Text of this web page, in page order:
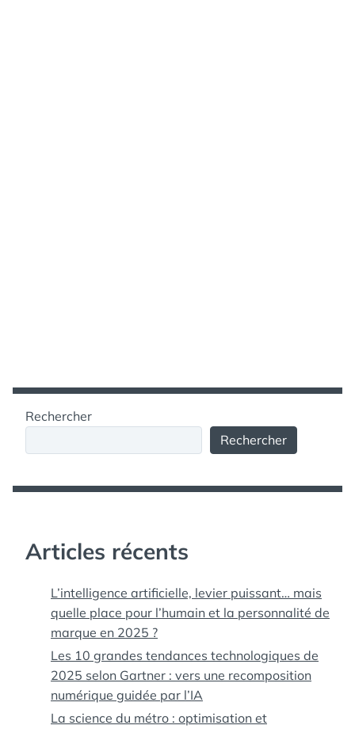
Rechercher
Rechercher
Articles récents
L’intelligence artificielle, levier puissant… mais
quelle place pour l’humain et la personnalité de
marque en 2025 ?
Les 10 grandes tendances technologiques de
2025 selon Gartner : vers une recomposition
numérique guidée par l’IA
La science du métro : optimisation et